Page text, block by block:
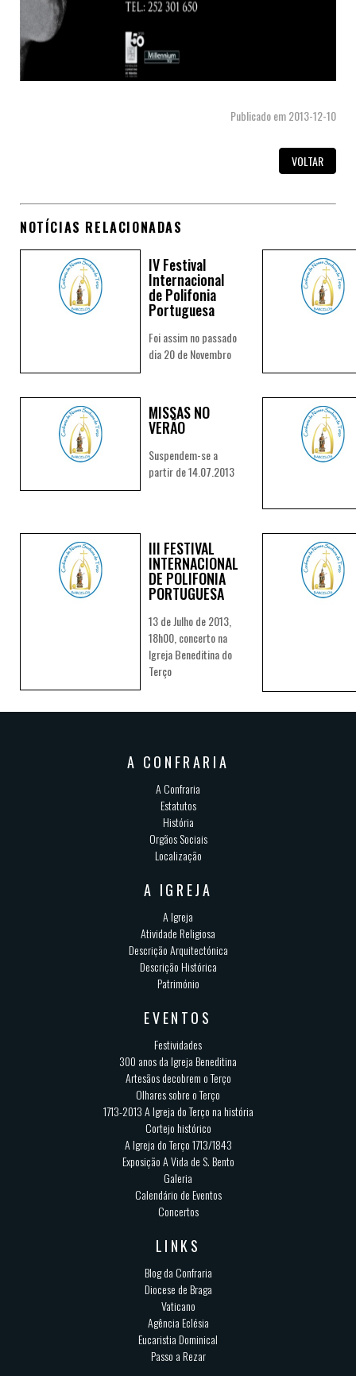
Publicado em 2013-12-10
VOLTAR
NOTÍCIAS RELACIONADAS
IV Festival
Internacional
de Polifonia
Portuguesa
Foi assim no passado
dia 20 de Novembro
MISSAS NO
VERÃO
Suspendem-se a
partir de 14.07.2013
III FESTIVAL
INTERNACIONAL
DE POLIFONIA
PORTUGUESA
13 de Julho de 2013,
18h00, concerto na
Igreja Beneditina do
Terço
A CONFRARIA
A Confraria
Estatutos
História
Orgãos Sociais
Localização
A IGREJA
A Igreja
Atividade Religiosa
Descrição Arquitectónica
Descrição Histórica
Património
EVENTOS
Festividades
300 anos da Igreja Beneditina
Artesãos decobrem o Terço
Olhares sobre o Terço
1713-2013 A Igreja do Terço na história
Cortejo histórico
A Igreja do Terço 1713/1843
Exposição A Vida de S. Bento
Galeria
Calendário de Eventos
Concertos
LINKS
Blog da Confraria
Diocese de Braga
Vaticano
Agência Eclésia
Eucaristia Dominical
Passo a Rezar